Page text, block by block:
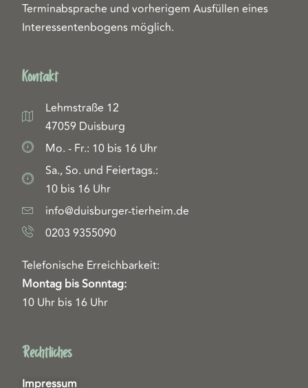
Terminabsprache und vorherigem Ausfüllen eines
Interessentenbogens möglich.
Kontakt
Lehmstraße 12
47059 Duisburg
Mo. - Fr.: 10 bis 16 Uhr
Sa., So. und Feiertags.:
10 bis 16 Uhr
info@duisburger-tierheim.de
0203 9355090
Telefonische Erreichbarkeit:
Montag bis Sonntag:
10 Uhr bis 16 Uhr
Rechtliches
Impressum